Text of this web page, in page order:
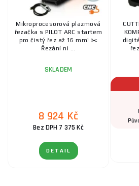
Mikroprocesorová plazmová
řezačka s PILOT ARC startem
pro čistý řez až 16 mm! ✂️
Řezání ni ...
SKLADEM
8 924 Kč
Bez DPH 7 375 Kč
DETAIL